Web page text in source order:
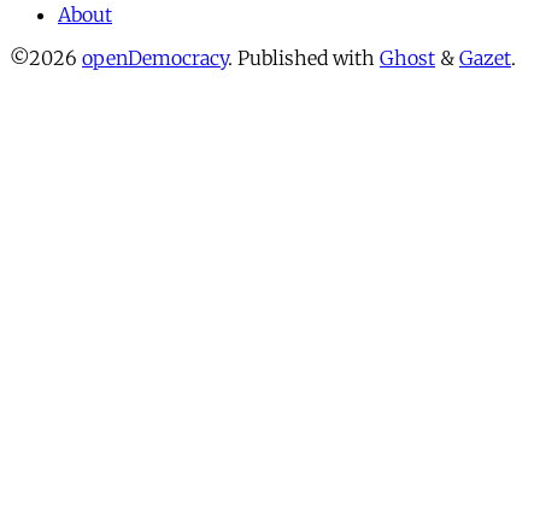
About
©2026 openDemocracy. Published with Ghost & Gazet.